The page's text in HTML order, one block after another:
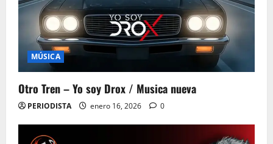
MÚSICA
Otro Tren – Yo soy Drox / Musica nueva
PERIODISTA enero 16, 2026 0